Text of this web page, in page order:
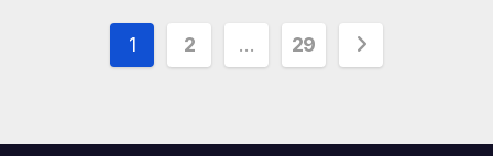
Paginación
entradas
1 2 … 29